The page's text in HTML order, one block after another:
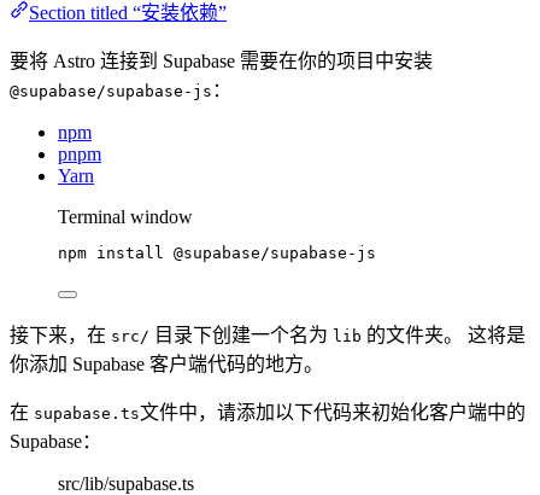
Section titled “安装依赖”
要将 Astro 连接到 Supabase 需要在你的项目中安装
@supabase/supabase-js ：
npm
pnpm
Yarn
Terminal window
npm install @supabase/supabase-js
接下来，在 src/ 目录下创建一个名为 lib 的文件夹。 这将是
你添加 Supabase 客户端代码的地方。
在 supabase.ts文件中，请添加以下代码来初始化客户端中的
Supabase：
src/lib/supabase.ts